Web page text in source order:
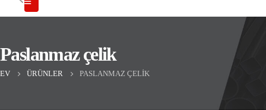
Paslanmaz çelik
EV ÜRÜNLER PASLANMAZ ÇELIK